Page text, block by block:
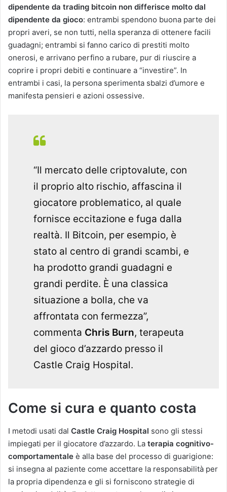
dipendente da trading bitcoin non differisce molto dal
dipendente da gioco: entrambi spendono buona parte dei
propri averi, se non tutti, nella speranza di ottenere facili
guadagni; entrambi si fanno carico di prestiti molto
onerosi, e arrivano perfino a rubare, pur di riuscire a
coprire i propri debiti e continuare a “investire”. In
entrambi i casi, la persona sperimenta sbalzi d’umore e
manifesta pensieri e azioni ossessive.
“Il mercato delle criptovalute, con
il proprio alto rischio, affascina il
giocatore problematico, al quale
fornisce eccitazione e fuga dalla
realtà. Il Bitcoin, per esempio, è
stato al centro di grandi scambi, e
ha prodotto grandi guadagni e
grandi perdite. È una classica
situazione a bolla, che va
affrontata con fermezza”,
commenta Chris Burn, terapeuta
del gioco d’azzardo presso il
Castle Craig Hospital.
Come si cura e quanto costa
I metodi usati dal Castle Craig Hospital sono gli stessi
impiegati per il giocatore d’azzardo. La terapia cognitivo-
comportamentale è alla base del processo di guarigione:
si insegna al paziente come accettare la responsabilità per
la propria dipendenza e gli si forniscono strategie di